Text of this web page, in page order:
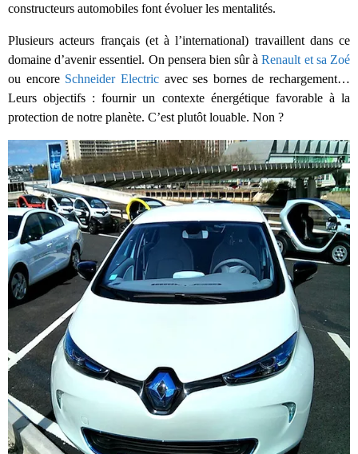
constructeurs automobiles font évoluer les mentalités.
Plusieurs acteurs français (et à l’international) travaillent dans ce
domaine d’avenir essentiel. On pensera bien sûr à Renault et sa Zoé
ou encore Schneider Electricavec ses bornes de rechargement…
Leurs objectifs : fournir un contexte énergétique favorable à la
protection de notre planète. C’est plutôt louable. Non ?